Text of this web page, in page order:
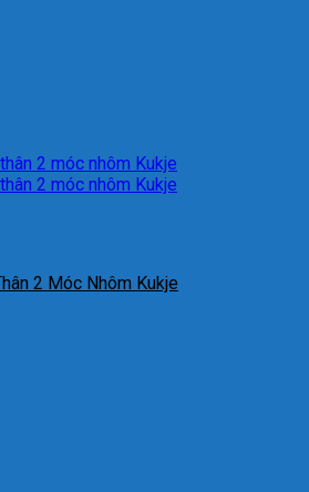
2 Móc Nhôm Kukje